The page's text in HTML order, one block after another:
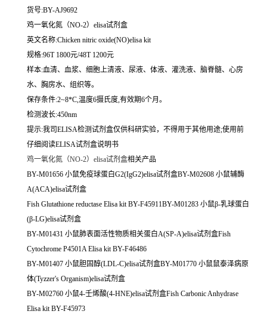
货号:BY-AJ9692
鸡一氧化氮（NO-2）elisa试剂盒
英文名称:Chicken nitric oxide(NO)elisa kit
规格:96T 1800元/48T 1200元
样本:血清、血浆、细胞上清液、尿液、体液、灌洗液、脑脊髓、心房
水、胸房水、组织等。
保存条件:2~8*C,温度6摄氏度,有效期6个月。
检测波长:450nm
提示:我司ELISA检测试剂盒仅供科研实验，不得用于其他用途;使用前
仔细阅读ELISA试剂盒说明书
鸡一氧化氮（NO-2）elisa试剂盒相关产品
BY-M01656 小鼠免疫球蛋白G2(IgG2)elisa试剂盒BY-M02608 小鼠辅酶
A(ACA)elisa试剂盒
Fish Glutathione reductase Elisa kit BY-F45911BY-M01283 小鼠β-乳球蛋白
(β-LG)elisa试剂盒
BY-M01431 小鼠肺表面活性物质相关蛋白A(SP-A)elisa试剂盒Fish
Cytochrome P4501A Elisa kit BY-F46486
BY-M01407 小鼠胆固醇(LDL-C)elisa试剂盒BY-M01770 小鼠鼠泰泽病原
体(Tyzzer's Organism)elisa试剂盒
BY-M02760 小鼠4-壬烯酸(4-HNE)elisa试剂盒Fish Carbonic Anhydrase
Elisa kit BY-F45973